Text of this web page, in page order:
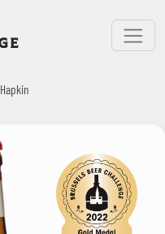
Bruxelles Beer Challenge
Menu
Hapkin